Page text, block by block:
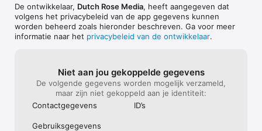
De ontwikkelaar, Dutch Rose Media, heeft aangegeven dat
volgens het privacybeleid van de app gegevens kunnen
worden beheerd zoals hieronder beschreven. Ga voor meer
informatie naar het privacybeleid van de ontwikkelaar.
Niet aan jou gekoppelde gegevens
De volgende gegevens worden mogelijk verzameld,
maar zijn niet gekoppeld aan je identiteit:
Contact­gegevens
ID’s
Gebruiks­gegevens